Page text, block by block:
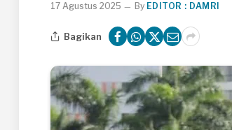
17 Agustus 2025 By EDITOR : DAMRI
Bagikan